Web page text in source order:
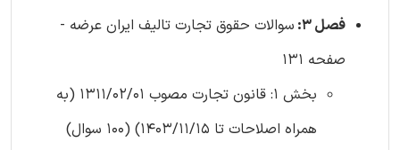
فصل 3:
سوالات حقوق تجارت تالیف ایران عرضه -
صفحه 131
بخش 1: قانون تجارت مصوب 1311/02/01 (به
همراه اصلاحات تا 1403/11/15) (100 سوال)